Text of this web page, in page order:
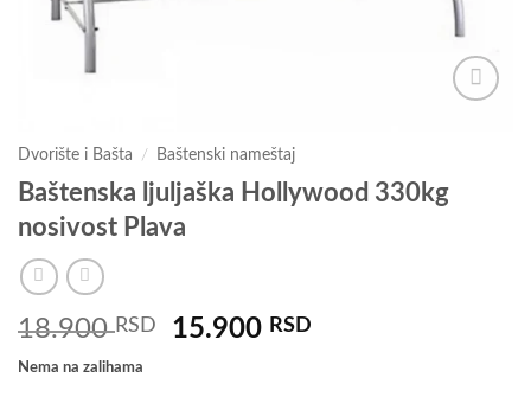
Dvorište i Bašta / Baštenski nameštaj
Baštenska ljuljaška Hollywood 330kg
nosivost Plava
18.900RSD
Originalna
15.900 RSD
Nema na zalihama